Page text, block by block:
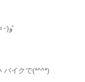
大仏様の どっしり感見習いたいとこです( ･ㅂ･)و ̑̑
バイクで(*^^*)